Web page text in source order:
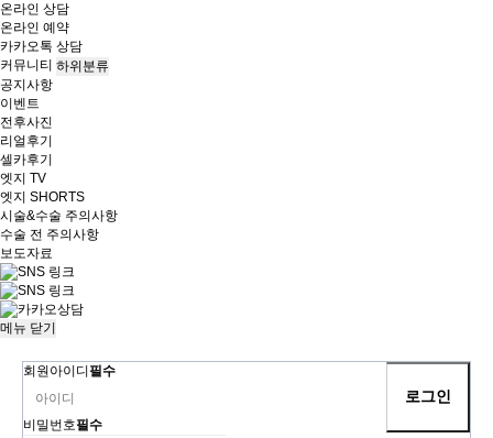
온라인 상담
온라인 예약
카카오톡 상담
커뮤니티 하위분류
공지사항
이벤트
전후사진
리얼후기
셀카후기
엣지 TV
엣지 SHORTS
시술&수술 주의사항
수술 전 주의사항
보도자료
메뉴 닫기
회원아이디필수
비밀번호필수